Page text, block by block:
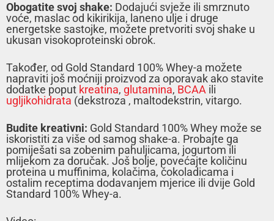
Obogatite svoj shake: Dodajući svježe ili smrznuto
voće, maslac od kikirikija, laneno ulje i druge
energetske sastojke, možete pretvoriti svoj shake u
ukusan visokoproteinski obrok.
Također, od Gold Standard 100% Whey-a možete
napraviti još moćniji proizvod za oporavak ako stavite
dodatke poput kreatina, glutamina, BCAA ili
ugljikohidrata (dekstroza , maltodekstrin, vitargo.
Budite kreativni: Gold Standard 100% Whey može se
iskoristiti za više od samog shake-a. Probajte ga
pomiješati sa zobenim pahuljicama, jogurtom ili
mlijekom za doručak. Još bolje, povećajte količinu
proteina u muffinima, kolačima, čokoladicama i
ostalim receptima dodavanjem mjerice ili dvije Gold
Standard 100% Whey-a.